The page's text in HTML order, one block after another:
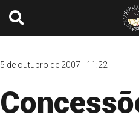
5 de outubro de 2007 - 11:22